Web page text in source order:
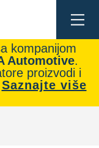
kompanijom
Automotive.
proizvodi i
Saznajte više